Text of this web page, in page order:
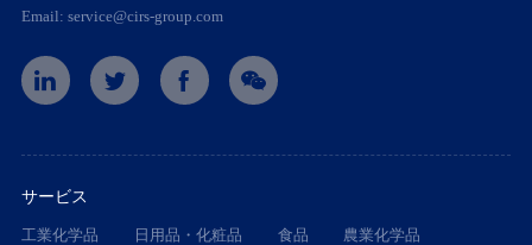
Email: service@cirs-group.com
サービス
工業化学品 日用品・化粧品 食品 農業化学品